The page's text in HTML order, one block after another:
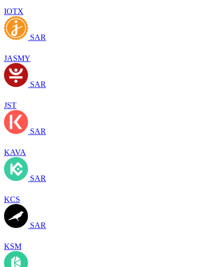
IOTX
SAR
JASMY
SAR
JST
SAR
KAVA
SAR
KCS
SAR
KSM